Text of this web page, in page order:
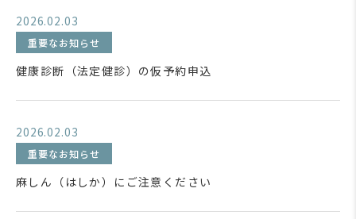
2026.02.03
重要なお知らせ
健康診断（法定健診）の仮予約申込
2026.02.03
重要なお知らせ
麻しん（はしか）にご注意ください